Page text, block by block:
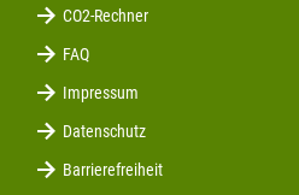
CO2-Rechner
FAQ
Impressum
Datenschutz
Barrierefreiheit